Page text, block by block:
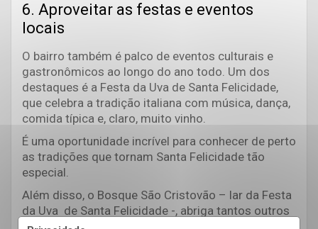
6. Aproveitar as festas e eventos
locais
O bairro também é palco de eventos culturais e
gastronômicos ao longo do ano todo. Um dos
destaques é a Festa da Uva de Santa Felicidade,
que celebra a tradição italiana com música, dança,
comida típica e, claro, muito vinho.
É uma oportunidade incrível para conhecer de perto
as tradições que tornam Santa Felicidade tão
especial.
Além disso, o Bosque São Cristovão – lar da Festa
da Uva de Santa Felicidade -, abriga tantos outros
eventos, como encontros de Fuscas, festa do